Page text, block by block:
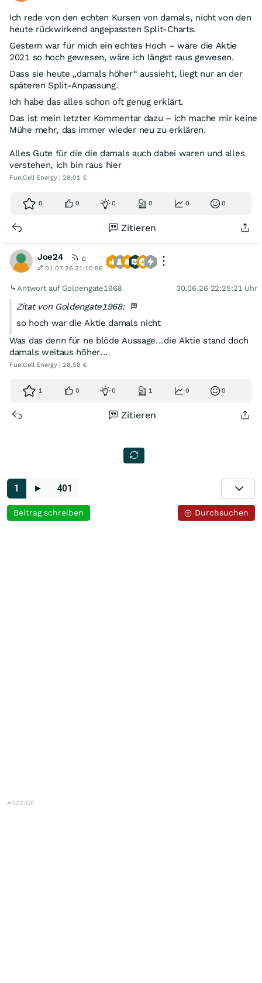
Ich rede von den echten Kursen von damals, nicht von den
heute rückwirkend angepassten Split‑Charts.
Gestern war für mich ein echtes Hoch – wäre die Aktie
2021 so hoch gewesen, wäre ich längst raus gewesen.
Dass sie heute „damals höher“ aussieht, liegt nur an der
späteren Split‑Anpassung.
Ich habe das alles schon oft genug erklärt.
Das ist mein letzter Kommentar dazu – ich mache mir keine
Mühe mehr, das immer wieder neu zu erklären.
Alles Gute für die die damals auch dabei waren und alles
verstehen, ich bin raus hier
FuelCell Energy | 28,01 €
0 0 0 0 0 0
Zitieren
Joe24
0
01.07.26 21:10:56
Antwort auf Goldengate1968 30.06.26 22:25:21 Uhr
Zitat von Goldengate1968:
so hoch war die Aktie damals nicht
Was das denn für ne blöde Aussage...die Aktie stand doch
damals weitaus höher...
FuelCell Energy | 28,58 €
1 0 0 1 0 0
Zitieren
1 ► 401
Durchsuchen
Beitrag schreiben